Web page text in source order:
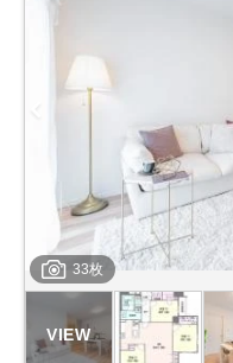
33枚